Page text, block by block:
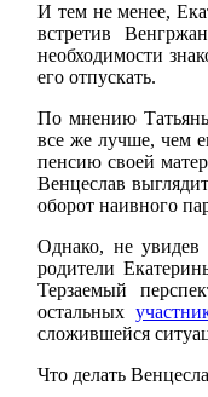
И тем не менее,
встретив
необходимости
его отпускать.
По мнению
все же лучше, чем
пенсию своей
Венцеслав
оборот наивного
Однако, не увидев
родители
Терзаемый
остальных
сложившейся
Что делать